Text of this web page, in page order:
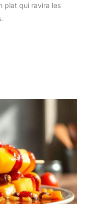
plat qui ravira les